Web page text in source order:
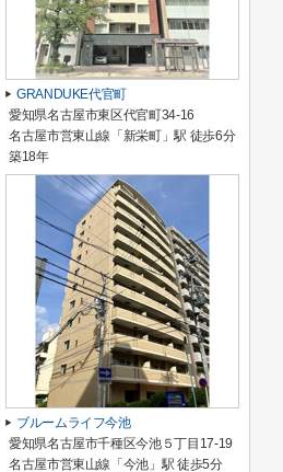
GRANDUKE代官町
愛知県名古屋市東区代官町34-16
名古屋市営東山線「新栄町」駅 徒歩6分
築18年
ブルームライフ今池
愛知県名古屋市千種区今池５丁目17-19
名古屋市営東山線「今池」駅 徒歩5分